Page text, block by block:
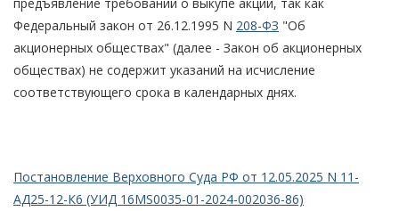
Федеральный закон от 26.12.1995 N 208-ФЗ "Об
акционерных обществах" (далее - Закон об акционерных
обществах) не содержит указаний на исчисление
соответствующего срока в календарных днях.
Постановление Верховного Суда РФ от 12.05.2025 N 11-
АД25-12-К6 (УИД 16MS0035-01-2024-002036-86)